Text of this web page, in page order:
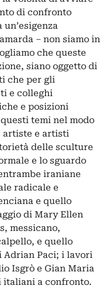
di confronto
– non siamo in
che queste
siano oggetto di
che per gli
e colleghi
e posizioni
temi nel modo
artiste e artisti
delle sculture
e lo sguardo
iraniane
radicale e
e quello
di Mary Ellen
messicano,
e quello
Paci; i lavori
Isgrò e Gian Maria
italiani a confronto.